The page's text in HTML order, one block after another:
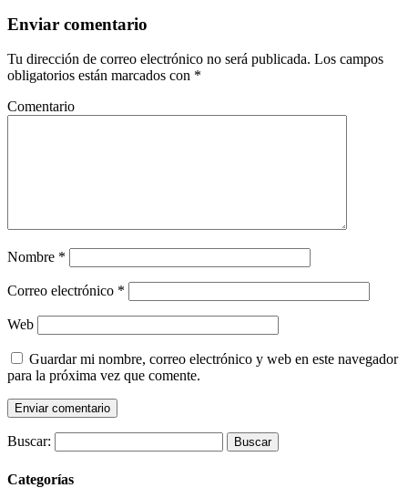
Enviar comentario
Tu dirección de correo electrónico no será publicada. Los campos
obligatorios están marcados con *
Comentario
Nombre *
Correo electrónico *
Web
Guardar mi nombre, correo electrónico y web en este navegador
para la próxima vez que comente.
Buscar:
Categorías